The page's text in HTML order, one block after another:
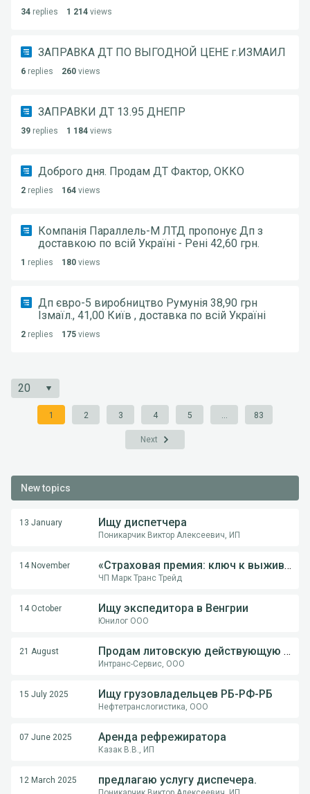
34 replies 1 214 views
ЗАПРАВКА ДТ ПО ВЫГОДНОЙ ЦЕНЕ г.ИЗМАИЛ
6 replies 260 views
ЗАПРАВКИ ДТ 13.95 ДНЕПР
39 replies 1 184 views
Доброго дня. Продам ДТ Фактор, ОККО
2 replies 164 views
Компанія Параллель-М ЛТД пропонує Дп з
доставкою по всій Україні - Рені 42,60 грн.
1 replies 180 views
Дп євро-5 виробництво Румунія 38,90 грн
Ізмаїл., 41,00 Київ , доставка по всій Україні
2 replies 175 views
1 2 3 4 5 83
Next
New topics
13 January Ищу диспетчера
Поникарчик Виктор Алексеевич, ИП
14 November «Страховая премия: ключ к выживанию перевозчика в международной логистике»
ЧП Марк Транс Трейд
14 October Ищу экспедитора в Венгрии
Юнилог ООО
21 August Продам литовскую действующую компанию
Интранс-Сервис, ООО
15 July 2025 Ищу грузовладельцев РБ-РФ-РБ
Нефтетранслогистика, ООО
07 June 2025 Аренда рефрежиратора
Казак В.В., ИП
12 March 2025 предлагаю услугу диспечера.